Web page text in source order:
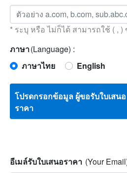
* ระบุ หรือ ไม่ก็ได้ สามารถใช้ ( ,
ภาษา(Language) :
ภาษาไทย
English
โปรดกรอกข้อมูล ผู้ขอรับใบเสนอ
ราคา
อีเมล์รับใบเสนอราคา (Your